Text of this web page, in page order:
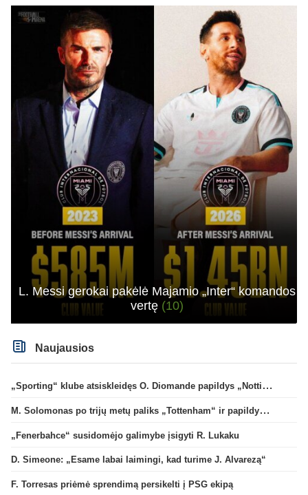
L. Messi gerokai pakėlė Majamio „Inter“ komandos
vertę (10)
Naujausios
„Sporting“ klube atsiskleidęs O. Diomande papildys „Nottingham“ gretas
M. Solomonas po trijų metų paliks „Tottenham“ ir papildys „West Ham“ klubą
„Fenerbahce“ susidomėjo galimybe įsigyti R. Lukaku
D. Simeone: „Esame labai laimingi, kad turime J. Alvarezą“
F. Torresas priėmė sprendimą persikelti į PSG ekipą